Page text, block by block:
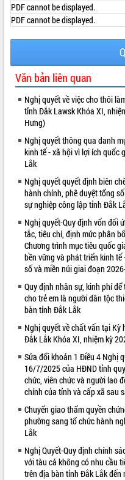
VIDEO
Loading the player...
Trailer Lễ hội Sầu riêng Đắk Lắk năm
2026
Khám bệnh, cấp phát thuốc miễn phí
và tặng quà người dân xã Cư Pui
Hội nghị UBND tỉnh Đắk Lắk thường
tháng 7/2026
Lễ truy tặng danh hiệu “Bà Mẹ Việt
Nam Anh hùng” và trao Huân chương
Lao động
UBND tỉnh Đắk Lắk triển khai nhiệm
vụ 6 tháng cuối năm 2026
Kỳ họp thứ Hai, Hội đồng nhân dân
tỉnh khóa XI quyết nghị nhiều nội dung
quan trọng
Bí thư Tỉnh ủy Lương Nguyễn Minh
Triết thăm, tặng quà người có công
cách mạng
Rà soát, hoàn thiện hệ thống thiết
văn hóa, thể thao đáp ứng yêu cầu
phát triển mới
Thường trực HĐND tỉnh Đắk Lắk gặp
mặt Đoàn chuyên gia y tế TP. Hồ Chí
ALBUM ẢNH
LIÊN KẾT WEB
PDF cannot be displayed.
PDF cannot be displayed.
Văn bản liên quan
Nghị quyết về việc cho thôi
tỉnh Đắk Lawsk Khóa XI,
Hưng)
Nghị quyết thông qua danh
kinh tế - xã hội vì lợi ích quốc
Lắk
Nghị quyết quyết định biên
hành chính, phê duyệt tổng
sự nghiệp công lập tỉnh Đắk
Nghị quyết-Quy định vốn đối
tắc, tiêu chí, định mức phân
Chương trình mục tiêu quốc
bền vững và phát triển kinh
số và miền núi giai đoạn
Quy định nhân sự, kinh phí
cho trẻ em là người dân tộc
bàn tỉnh Đắk Lắk
Nghị quyết về chất vấn tại
Đắk Lắk Khóa XI, nhiệm kỳ
Sửa đổi khoản 1 Điều 4 Nghị
16/7/2025 của HĐND tỉnh
chức, viên chức và người lao
chính của tỉnh và cấp xã sau
Chuyển giao thẩm quyền
phường sang tổ chức hành
Lắk
Nghị Quyết-Quy định chính
với tàu cá không có nhu cầu
trên địa bàn tỉnh Đắk Lắk đến